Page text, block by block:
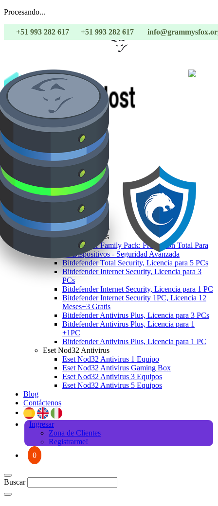
Procesando...
+51 993 282 617 +51 993 282 617
Inicio
Nosotros
Paquete Gema
Paquete Bronze
Paquete Silver
Paquete Gold
Paquete Diamond
Paq Prueba
Soporte
Migraciones
Antivirus
Kaspersky Anti-Virus
Bitdefender Antivirus
Bitdefender Family Pack: Protección Total Para
15 Dispositivos - Seguridad Avanzada
Bitdefender Total Security, Licencia para 5 PCs
Bitdefender Internet Security, Licencia para 3
PCs
Bitdefender Internet Security, Licencia para 1 PC
Bitdefender Internet Security 1PC, Licencia 12
Meses+3 Gratis
Bitdefender Antivirus Plus, Licencia para 3 PCs
Bitdefender Antivirus Plus, Licencia para 1
+1PC
Bitdefender Antivirus Plus, Licencia para 1 PC
Eset Nod32 Antivirus
Eset Nod32 Antivirus 1 Equipo
Eset Nod32 Antivirus Gaming Box
Eset Nod32 Antivirus 3 Equipos
Eset Nod32 Antivirus 5 Equipos
Blog
Contáctenos
Ingresar
Zona de Clientes
Registrarme!
0
Buscar